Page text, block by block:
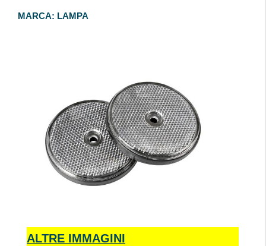
MARCA: LAMPA
ALTRE IMMAGINI